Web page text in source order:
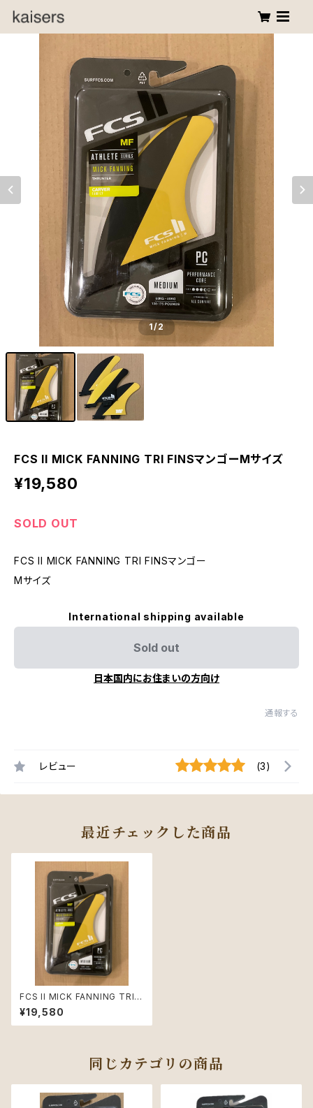
1/2
FCS II MICK FANNING TRI FINSマンゴーMサイズ
¥19,580
SOLD OUT
FCS II MICK FANNING TRI FINSマンゴー
Mサイズ
International shipping available
Sold out
日本国内にお住まいの方向け
通報する
レビュー (3)
最近チェックした商品
FCS II MICK FANNING TRI F
INSマンゴーMサイズ
¥19,580
同じカテゴリの商品